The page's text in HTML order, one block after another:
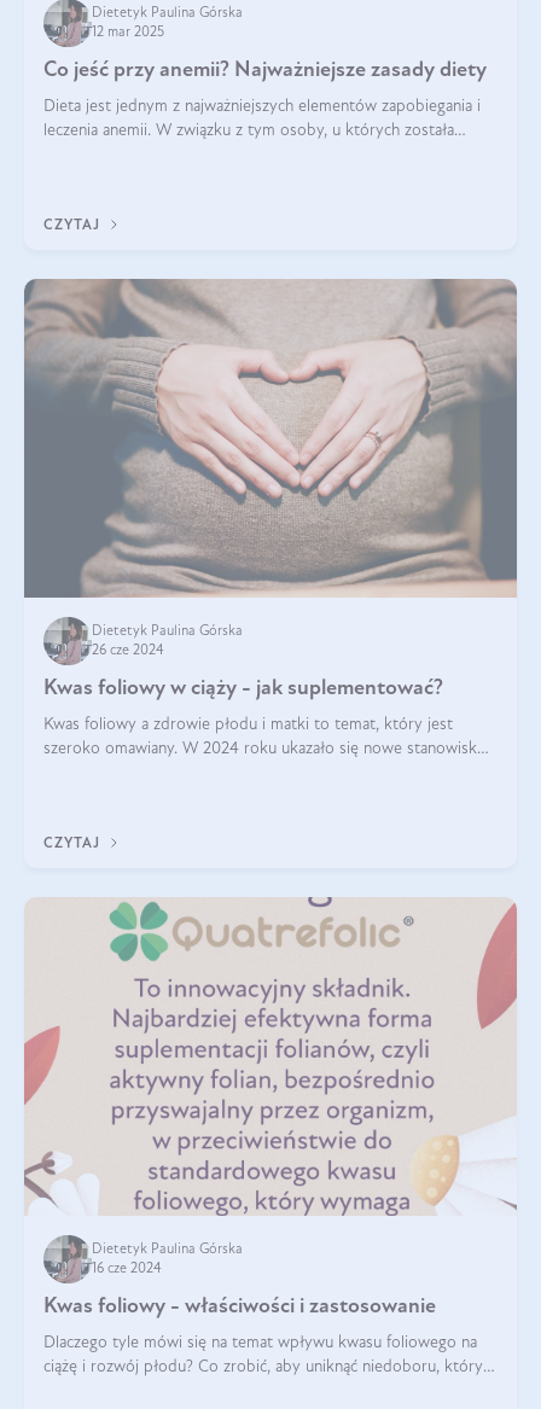
Dietetyk Paulina Górska
12 mar 2025
Co jeść przy anemii? Najważniejsze zasady diety
Dieta jest jednym z najważniejszych elementów zapobiegania i
leczenia anemii. W związku z tym osoby, u których została
CZYTAJ
Dietetyk Paulina Górska
26 cze 2024
Kwas foliowy w ciąży - jak suplementować?
Kwas foliowy a zdrowie płodu i matki to temat, który jest
szeroko omawiany. W 2024 roku ukazało się nowe stanowisko
CZYTAJ
Dietetyk Paulina Górska
16 cze 2024
Kwas foliowy - właściwości i zastosowanie
Dlaczego tyle mówi się na temat wpływu kwasu foliowego na
ciążę i rozwój płodu? Co zrobić, aby uniknąć niedoboru, który